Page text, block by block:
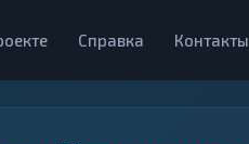
Справка Контакты